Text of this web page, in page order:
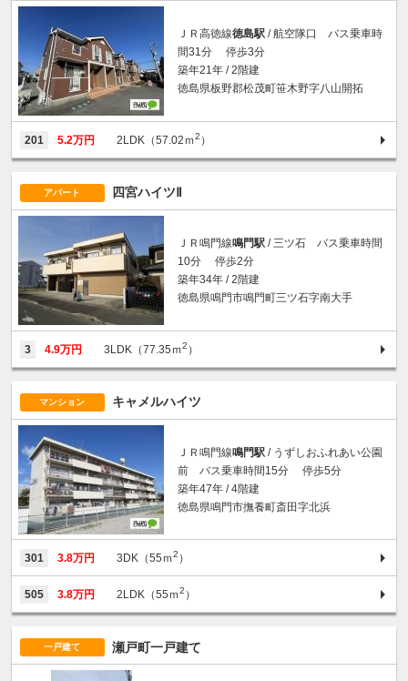
ＪＲ高徳線徳島駅 / 航空隊口 バス乗車時
間31分 停歩3分
築年21年 / 2階建
徳島県板野郡松茂町笹木野字八山開拓
201 5.2万円 2LDK（57.02ｍ2 ）
アパート 四宮ハイツⅡ
ＪＲ鳴門線鳴門駅 / 三ツ石 バス乗車時間
10分 停歩2分
築年34年 / 2階建
徳島県鳴門市鳴門町三ツ石字南大手
3 4.9万円 3LDK（77.35ｍ2 ）
マンション キャメルハイツ
ＪＲ鳴門線鳴門駅 / うずしおふれあい公園
前 バス乗車時間15分 停歩5分
築年47年 / 4階建
徳島県鳴門市撫養町斎田字北浜
301 3.8万円 3DK（55ｍ2 ）
505 3.8万円 2LDK（55ｍ2 ）
一戸建て 瀬戸町一戸建て